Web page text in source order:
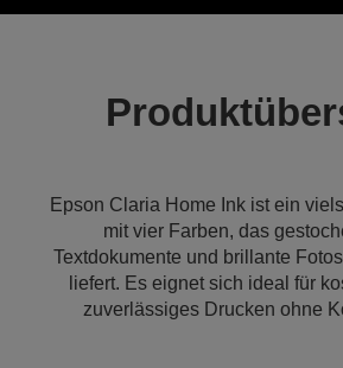
Epson Claria Home Ink ist ein
mit vier Farben, das
Textdokumente und brillante
liefert. Es eignet sich ideal für
zuverlässiges Drucken ohne